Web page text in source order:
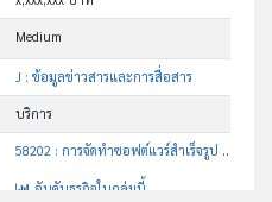
Medium
J : ข้อมูลข่าวสารและการสื่อสาร
บริการ
58202 : การจัดทำซอฟต์แวร์สำเร็จรูป (ยกเว้นซอฟต์แวร์เกมสำเร็จรูป)
อันดับธุรกิจในกลุ่มนี้